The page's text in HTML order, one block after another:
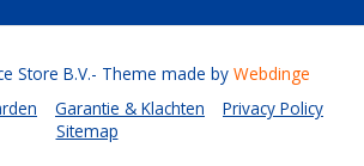
Garantie & Klachten
Privacy Policy
Sitemap
Store B.V.- Theme made by Webdinge